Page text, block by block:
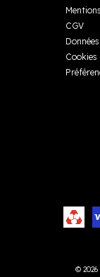
CGV
Cookies
©